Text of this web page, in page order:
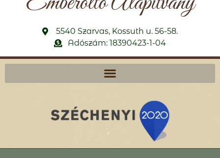
5540 Szarvas, Kossuth u. 56-58.
Adószám: 18390423-1-04